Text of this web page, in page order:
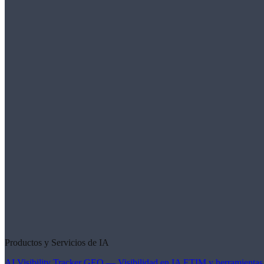
Productos y Servicios de IA